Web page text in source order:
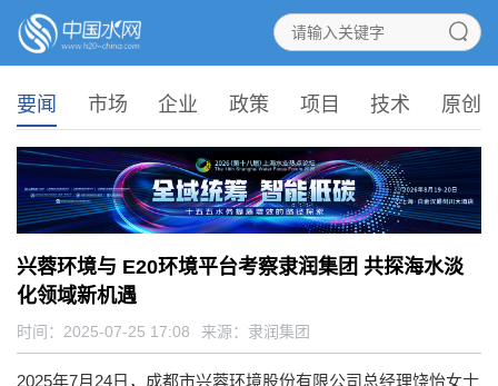
要闻 市场 企业 政策 项目 技术 原创
兴蓉环境与 E20环境平台考察隶润集团 共探海水淡
化领域新机遇
时间：2025-07-25 17:08 来源： 隶润集团
2025年7月24日，成都市兴蓉环境股份有限公司总经理饶怡女士